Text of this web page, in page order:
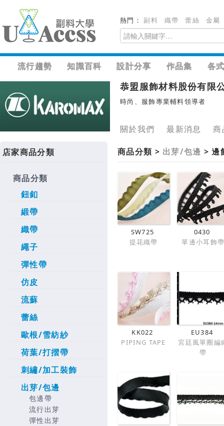
熱門：副料 織帶 蕾絲 金屬
流行趨勢 知識百科 設計分享 作品集 各
恭盟服飾材料股份有限
時尚、服飾專業輔料領導者
關於我們 最新消息 商
店家商品分類
商品分類
鈕釦
緞帶
織帶
繩子
彈性帶
仿皮
流蘇
蕾絲
歐根/雪紡紗
荷葉/打摺帶
刺繡/加工裝飾
出芽/包邊
包邊帶
流行出芽
彈性出芽
商品分類 > 出芽/包邊 >
SW725
提花織帶
0430
單邊小耳飾
KK022
PIPING TAPE
EU384
宮廷風單圈編
帶